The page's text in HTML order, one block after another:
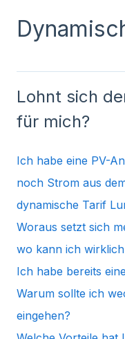
Lohnt sich
für mich?
Ich habe eine PV-
noch Strom aus
dynamische Tarif
Woraus setzt sich
wo kann ich
Ich habe bereits
Warum sollte ich
eingehen?